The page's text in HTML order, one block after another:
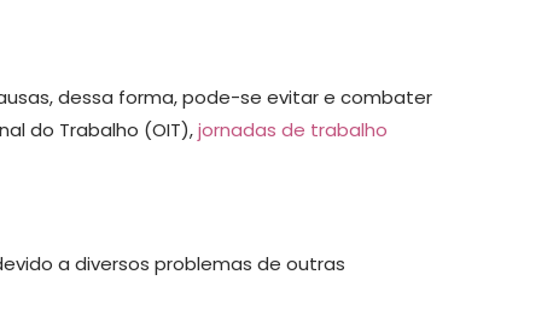
dessa forma, pode-se evitar e combater
do Trabalho (OIT),jornadas de trabalho
a diversos problemas de outras